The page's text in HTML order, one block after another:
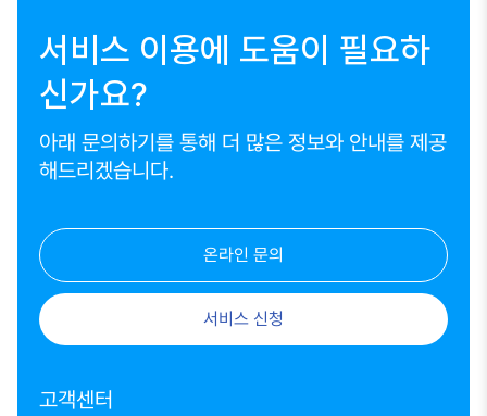
서비스 이용에 도움이 필요하
신가요?
아래 문의하기를 통해 더 많은 정보와 안내를 제공
해드리겠습니다.
온라인 문의
서비스 신청
고객센터